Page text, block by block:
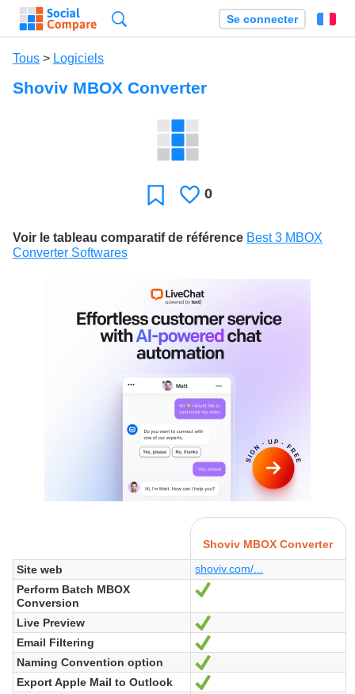
Se connecter
Tous > Logiciels
Shoviv MBOX Converter
Favori J'aime
0
Voir le tableau comparatif de référence Best 3 MBOX
Converter Softwares
Shoviv MBOX Converter
Site web
shoviv.com/...
Perform Batch MBOX
Conversion
Oui
Live Preview
Email Filtering
Oui
Naming Convention option
Export Apple Mail to Outlook
Oui